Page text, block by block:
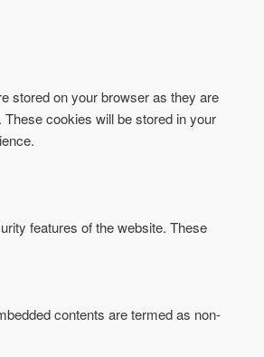
stored on your browser as they are
cookies will be stored in your
features of the website. These
contents are termed as non-